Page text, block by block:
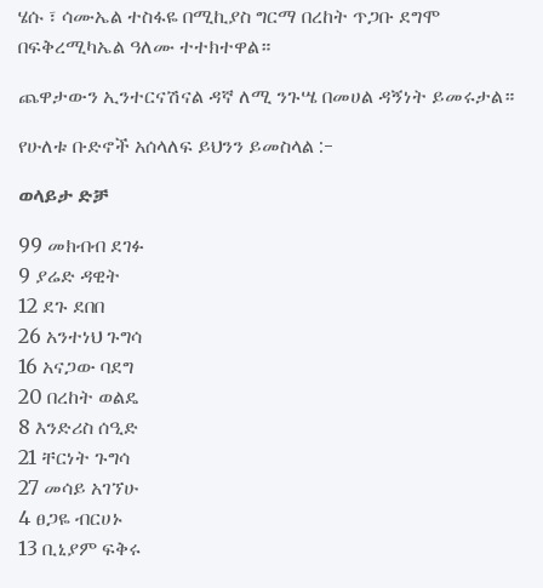
ሄሱ ፣ ሳሙኤል ተስፋዬ በሚኪያስ ግርማ በረከት ጥጋቡ ደግሞ
በፍቅረሚካኤል ዓለሙ ተተክተዋል።
ጨዋታውን ኢንተርናሽናል ዳኛ ለሚ ንጉሤ በመሀል ዳኝነት ይመሩታል።
የሁለቱ ቡድኖች አሰላለፍ ይህንን ይመስላል :-
ወላይታ ድቻ
99 መክብብ ደገፉ
9 ያሬድ ዳዊት
12 ደጉ ደበበ
26 አንተነህ ጉግሳ
16 አናጋው ባደግ
20 በረከት ወልዴ
8 እንድሪስ ሰዒድ
21 ቸርነት ጉግሳ
27 መሳይ አገኘሁ
4 ፀጋዬ ብርሀኑ
13 ቢኒያም ፍቅሩ